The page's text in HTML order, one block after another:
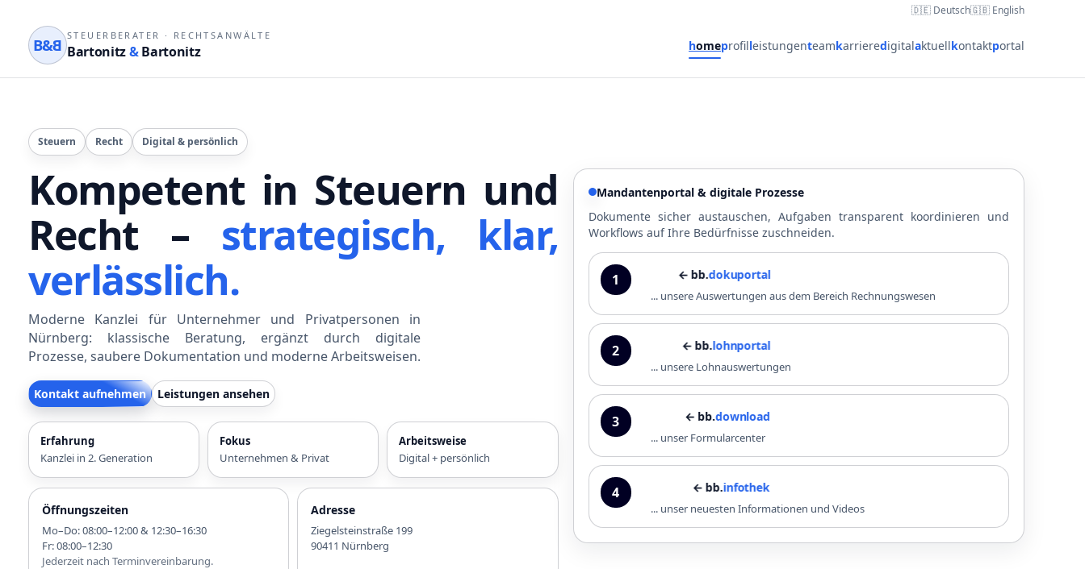
🇩🇪 Deutsch🇬🇧 English
B&B STEUERBERATER · RECHTSANWÄLTE
Bartonitz&Bartonitz homeprofilleistungenteamkarrieredigitalaktuellkontaktportal
Steuern Recht Digital & persönlich
Kompetent in Steuern und
Recht – strategisch, klar,
verlässlich.
Moderne Kanzlei für Unternehmer und Privatpersonen in
Nürnberg: klassische Beratung, ergänzt durch digitale
Prozesse, saubere Dokumentation und moderne Arbeitsweisen.
Kontakt aufnehmen Leistungen ansehen
Erfahrung
Kanzlei in 2. Generation
Fokus
Unternehmen & Privat
Arbeitsweise
Digital + persönlich
Öffnungszeiten
Mo–Do: 08:00–12:00 & 12:30–16:30
Fr: 08:00–12:30
Jederzeit nach Terminvereinbarung.
Adresse
Ziegelsteinstraße 199
90411 Nürnberg
Mandantenportal & digitale Prozesse
Dokumente sicher austauschen, Aufgaben transparent koordinieren und
Workflows auf Ihre Bedürfnisse zuschneiden.
1 ← bb.dokuportal
... unsere Auswertungen aus dem Bereich Rechnungswesen
2 ← bb.lohnportal
... unsere Lohnauswertungen
3 download
... unser Formularcenter
4 infothek
... unser neuesten Informationen und Videos